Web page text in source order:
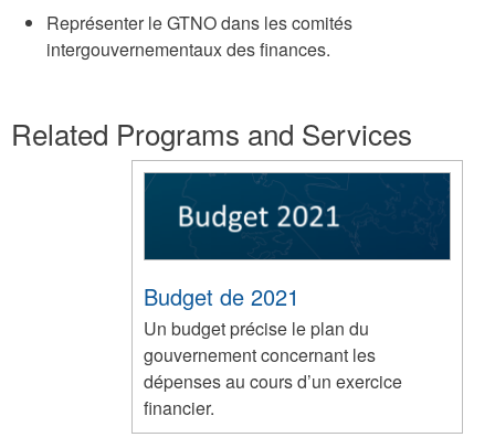
Représenter le GTNO dans les comités
intergouvernementaux des finances.
Related Programs and Services
Budget de 2021
Un budget précise le plan du
gouvernement concernant les
dépenses au cours d’un exercice
financier.